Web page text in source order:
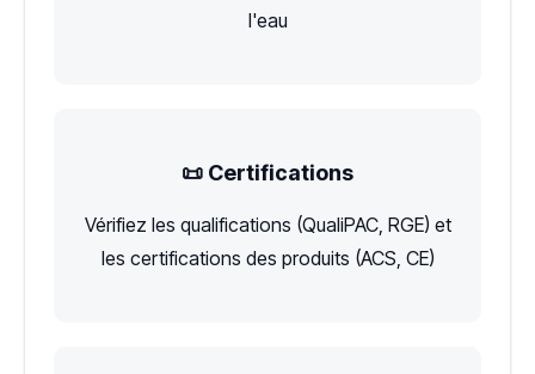
l'eau
📜 Certifications
Vérifiez les qualifications (QualiPAC, RGE) et
les certifications des produits (ACS, CE)